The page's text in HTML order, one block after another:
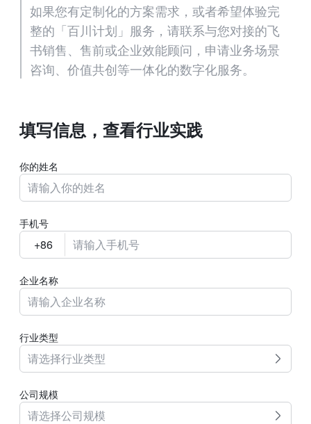
如果您有定制化的方案需求，或者希望体验完
整的「百川计划」服务，请联系与您对接的飞
书销售、售前或企业效能顾问，申请业务场景
咨询、价值共创等一体化的数字化服务。
填写信息，查看行业实践
你的姓名
手机号
企业名称
行业类型
请选择行业类型
公司规模
请选择公司规模